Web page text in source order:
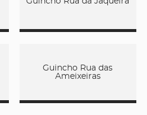
Guincho Rua das
Ameixeiras